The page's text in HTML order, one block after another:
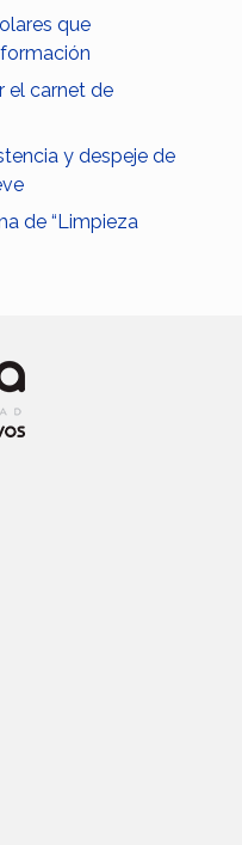
que
el carnet de
y despeje de
de “Limpieza